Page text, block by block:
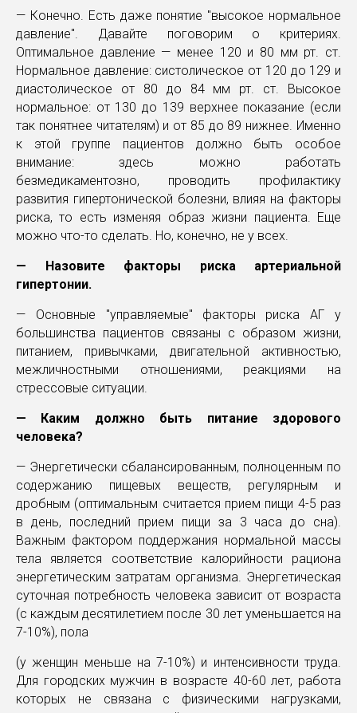
— Конечно. Есть даже понятие "высокое нормальное
давление". Давайте поговорим о критериях.
Оптимальное давление — менее 120 и 80 мм рт. ст.
Нормальное давление: систолическое от 120 до 129 и
диастолическое от 80 до 84 мм рт. ст. Высокое
нормальное: от 130 до 139 верхнее показание (если
так понятнее читателям) и от 85 до 89 нижнее. Именно
к этой группе пациентов должно быть особое
внимание: здесь можно работать
безмедикаментозно, проводить профилактику
развития гипертонической болезни, влияя на факторы
риска, то есть изменяя образ жизни пациента. Еще
можно что-то сделать. Но, конечно, не у всех.
— Назовите факторы риска артериальной
гипертонии.
— Основные "управляемые" факторы риска АГ у
большинства пациентов связаны с образом жизни,
питанием, привычками, двигательной активностью,
межличностными отношениями, реакциями на
стрессовые ситуации.
— Каким должно быть питание здорового
человека?
— Энергетически сбалансированным, полноценным по
содержанию пищевых веществ, регулярным и
дробным (оптимальным считается прием пищи 4-5 раз
в день, последний прием пищи за 3 часа до сна).
Важным фактором поддержания нормальной массы
тела является соответствие калорийности рациона
энергетическим затратам организма. Энергетическая
суточная потребность человека зависит от возраста
(с каждым десятилетием после 30 лет уменьшается на
7-10%), пола
(у женщин меньше на 7-10%) и интенсивности труда.
Для городских мужчин в возрасте 40-60 лет, работа
которых не связана с физическими нагрузками,